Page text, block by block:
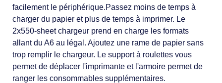
facilement le périphérique.Passez moins de temps à
charger du papier et plus de temps à imprimer. Le
2x550-sheet chargeur prend en charge les formats
allant du A6 au légal. Ajoutez une rame de papier sans
trop remplir le chargeur. Le support à roulettes vous
permet de déplacer l'imprimante et l'armoire permet de
ranger les consommables supplémentaires.